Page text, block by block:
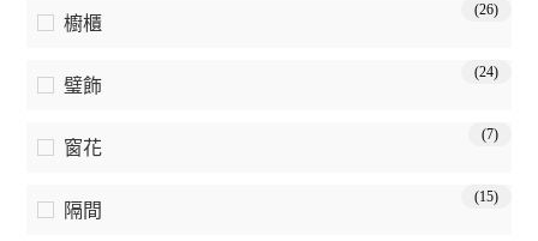
櫥櫃
(26)
璧飾
(24)
窗花
(7)
隔間
(15)